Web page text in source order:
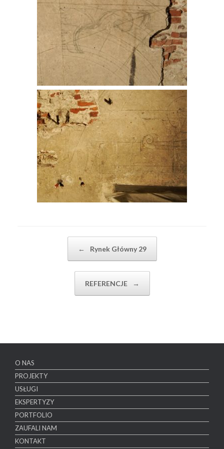
← Rynek Główny 29
REFERENCJE →
O NAS
PROJEKTY
USŁUGI
EKSPERTYZY
PORTFOLIO
ZAUFALI NAM
KONTAKT